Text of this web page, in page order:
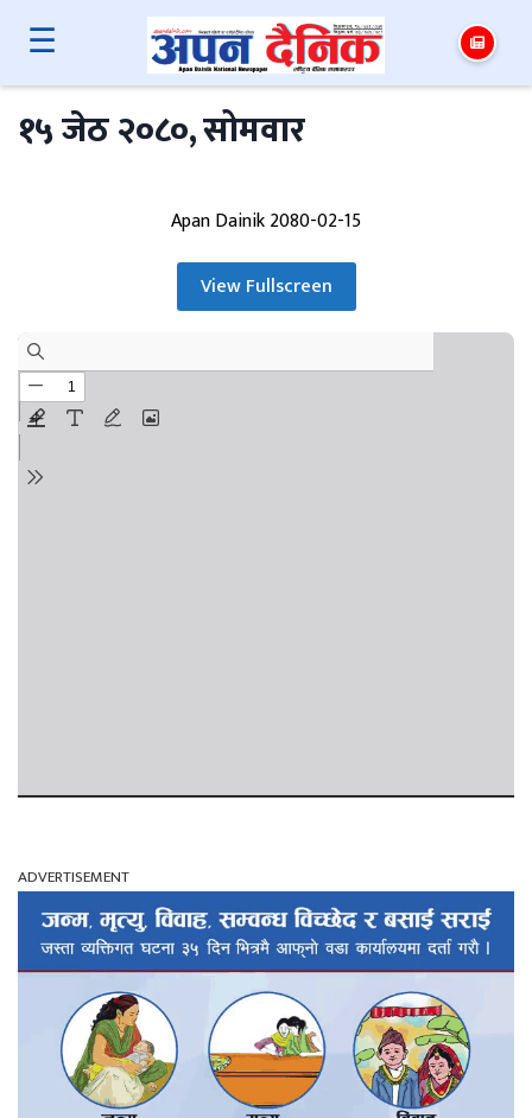
☰
१५ जेठ २०८०, सोमवार
Apan Dainik 2080-02-15
View Fullscreen
ADVERTISEMENT